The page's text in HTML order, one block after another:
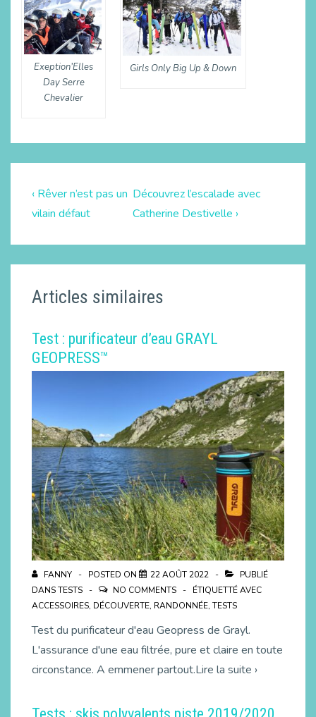
Exeption’Elles
Day Serre
Chevalier
Girls Only Big Up & Down
‹ Rêver n’est pas un
vilain défaut
Découvrez l’escalade avec
Catherine Destivelle ›
Articles similaires
Test : purificateur d’eau GRAYL
GEOPRESS™
FANNY POSTED ON 22 AOÛT 2022
PUBLIÉ
DANSTESTS NO COMMENTS
ÉTIQUETTÉ AVEC
ACCESSOIRES, DÉCOUVERTE, RANDONNÉE, TESTS
Test du purificateur d'eau Geopress de Grayl.
L'assurance d'une eau filtrée, pure et claire en toute
circonstance. A emmener partout.Lire la suite ›